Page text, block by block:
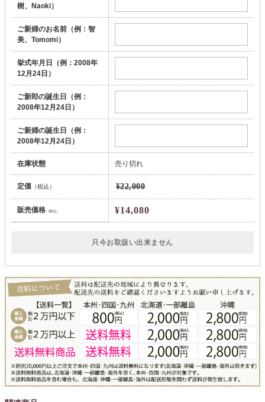
樹、Naoki）
ご新婦のお名前（例：智
美、Tomomi）
挙式年月日（例：2008年
12月24日）
ご新郎の誕生日（例：
2008年12月24日）
ご新婦の誕生日（例：
2008年12月24日）
在庫状態 売り切れ
定価（税込） ¥22,000
販売価格（税込） ¥14,080
只今お取扱い出来ません